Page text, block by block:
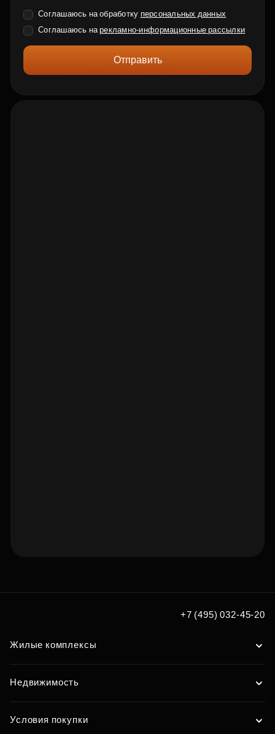
Соглашаюсь на обработку персональных данных
Соглашаюсь нарекламно-информационные рассылки
Отправить
мечты по удобным вам
Подобрать
+7 (495) 032-45-20
Жилые комплексы
Недвижимость
Условия покупки